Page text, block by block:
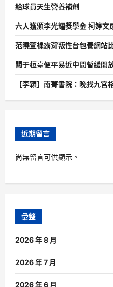
給球員天生營養補劑
六人獲頒李光耀獎學金 柯婷文
范曉萱裸露背叛性台包養網站
關于桓臺便平易近中間暫緩開
【李穎】南菁書院：晚找九宮
近期留言
尚無留言可供顯示。
彙整
2026 年 8 月
2026 年 7 月
2026 年 6 月